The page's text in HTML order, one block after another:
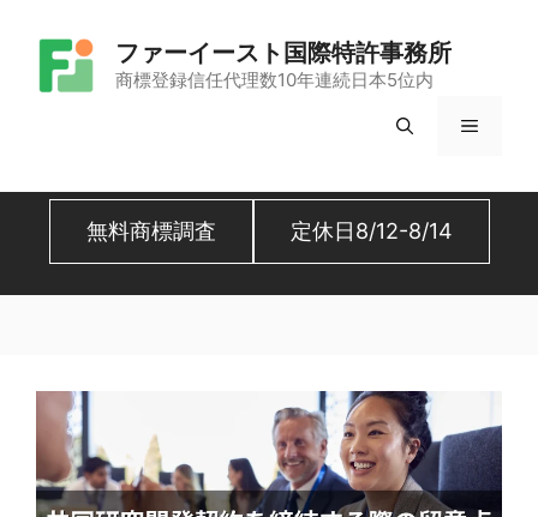
ファーイースト国際特許事務所
商標登録信任代理数10年連続日本5位内
メ
無料商標調査 定休日8/12-8/14